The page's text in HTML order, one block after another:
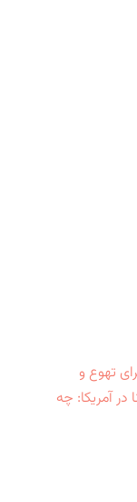
تهوع و
در آمریکا: چه